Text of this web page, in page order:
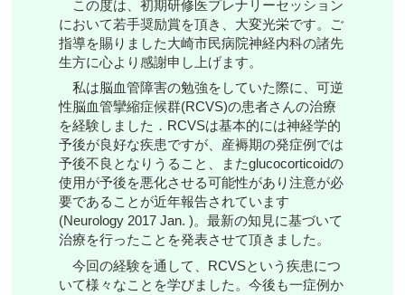
この度は、初期研修医プレナリーセッション
において若手奨励賞を頂き、大変光栄です。ご
指導を賜りました大崎市民病院神経内科の諸先
生方に心より感謝申し上げます。
私は脳血管障害の勉強をしていた際に、可逆
性脳血管攣縮症候群(RCVS)の患者さんの治療
を経験しました．RCVSは基本的には神経学的
予後が良好な疾患ですが、産褥期の発症例では
予後不良となりうること、またglucocorticoidの
使用が予後を悪化させる可能性があり注意が必
要であることが近年報告されています
(Neurology 2017 Jan. )。最新の知見に基づいて
治療を行ったことを発表させて頂きました。
今回の経験を通して、RCVSという疾患につ
いて様々なことを学びました。今後も一症例か